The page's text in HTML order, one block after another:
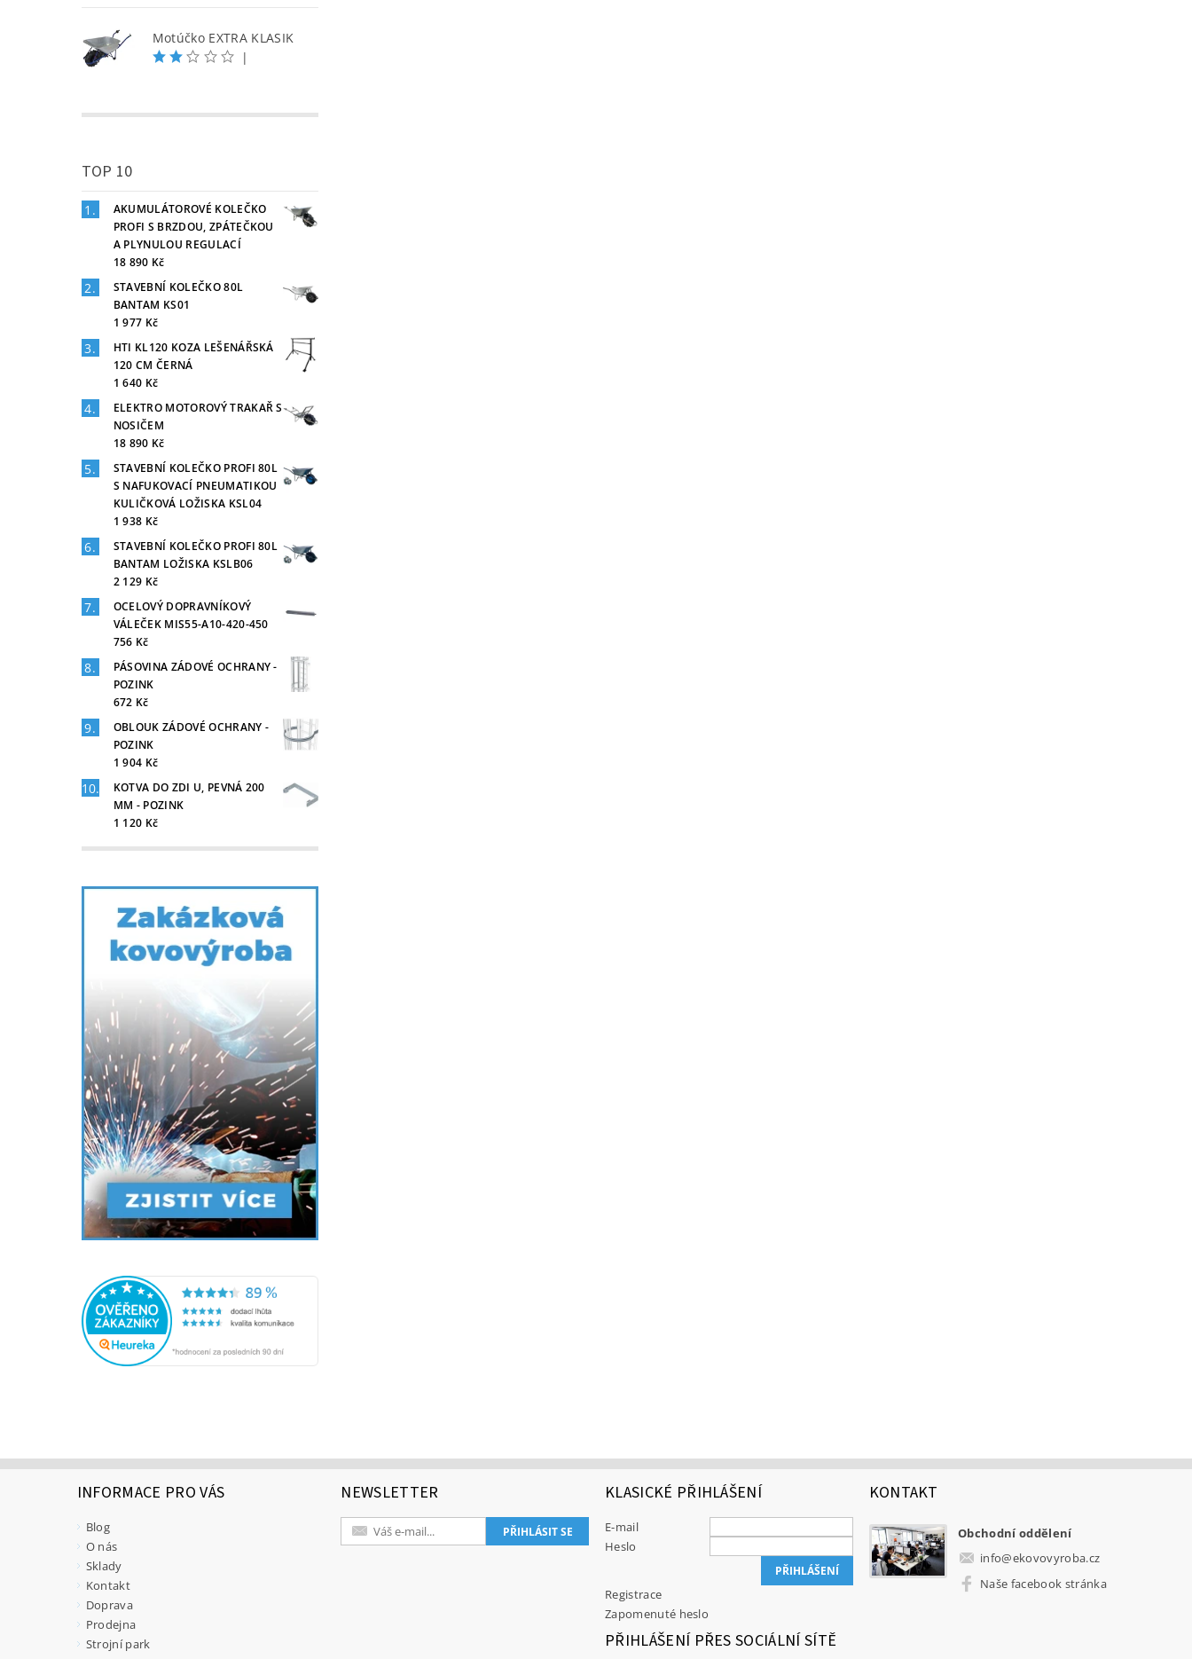
Motúčko EXTRA KLASIK
|
TOP 10
AKUMULÁTOROVÉ KOLEČKO
PROFI S BRZDOU, ZPÁTEČKOU
A PLYNULOU REGULACÍ
18 890 Kč
STAVEBNÍ KOLEČKO 80L
BANTAM KS01
1 977 Kč
HTI KL120 KOZA LEŠENÁŘSKÁ
120 CM ČERNÁ
1 640 Kč
ELEKTRO MOTOROVÝ TRAKAŘ S
NOSIČEM
18 890 Kč
STAVEBNÍ KOLEČKO PROFI 80L
S NAFUKOVACÍ PNEUMATIKOU
KULIČKOVÁ LOŽISKA KSL04
1 938 Kč
STAVEBNÍ KOLEČKO PROFI 80L
BANTAM LOŽISKA KSLB06
2 129 Kč
OCELOVÝ DOPRAVNÍKOVÝ
VÁLEČEK MIS55-A10-420-450
756 Kč
PÁSOVINA ZÁDOVÉ OCHRANY -
POZINK
672 Kč
OBLOUK ZÁDOVÉ OCHRANY -
POZINK
1 904 Kč
KOTVA DO ZDI U, PEVNÁ 200
MM - POZINK
1 120 Kč
INFORMACE PRO VÁS
Blog
O nás
Sklady
Kontakt
Doprava
Prodejna
Strojní park
NEWSLETTER KLASICKÉ PŘIHLÁŠENÍ
E-mail
Heslo
Registrace
Zapomenuté heslo
PŘIHLÁŠENÍ PŘES SOCIÁLNÍ SÍTĚ
KONTAKT
Obchodní oddělení
info@ekovovyroba.cz
Naše facebook stránka